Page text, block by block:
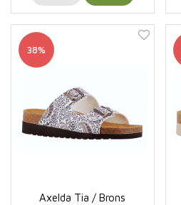
38%
Axelda Tia / Brons